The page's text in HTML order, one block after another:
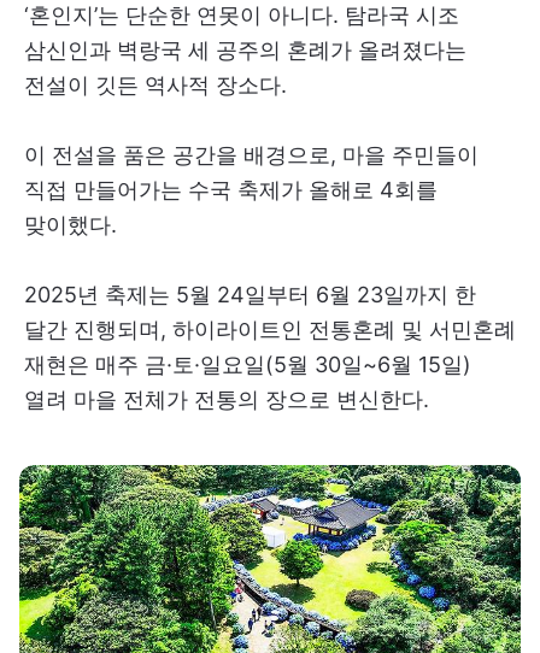
‘혼인지’는 단순한 연못이 아니다. 탐라국 시조
삼신인과 벽랑국 세 공주의 혼례가 올려졌다는
전설이 깃든 역사적 장소다.
이 전설을 품은 공간을 배경으로, 마을 주민들이
직접 만들어가는 수국 축제가 올해로 4회를
맞이했다.
2025년 축제는 5월 24일부터 6월 23일까지 한
달간 진행되며, 하이라이트인 전통혼례 및 서민혼례
재현은 매주 금·토·일요일(5월 30일~6월 15일)
열려 마을 전체가 전통의 장으로 변신한다.